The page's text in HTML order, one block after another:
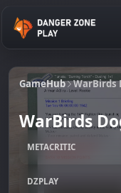
GameHub WarBirds
WarBirds
METACRITIC
DZPLAY